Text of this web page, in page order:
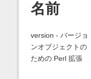
名前
version - バージョ
ンオブジェクトの
ための Perl 拡張